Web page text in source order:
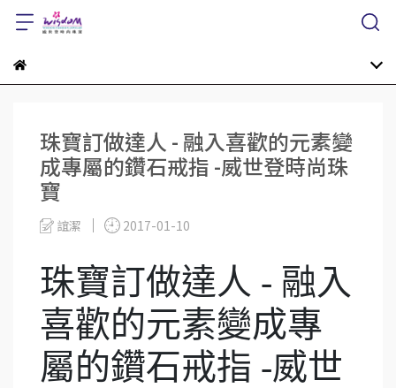
珠寶訂做達人 - 融入喜歡的元素變
成專屬的鑽石戒指 -威世登時尚珠
寶
誼潔 2017-01-10
珠寶訂做達人 - 融入
喜歡的元素變成專
屬的鑽石戒指 -威世